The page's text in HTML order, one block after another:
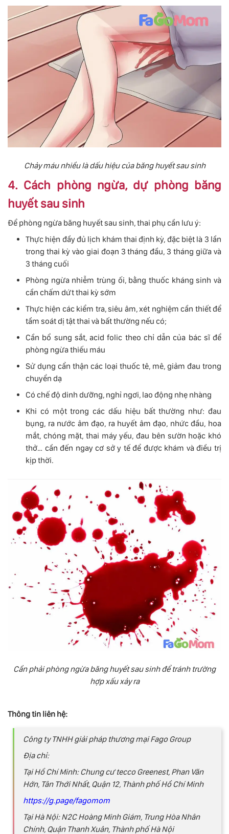
Chảy máu nhiều là dấu hiệu của băng huyết sau sinh
4. Cách phòng ngừa, dự phòng băng
huyết sau sinh
Để phòng ngừa băng huyết sau sinh, thai phụ cần lưu ý:
Thực hiện đầy đủ lịch khám thai định kỳ, đặc biệt là 3 lần
trong thai kỳ vào giai đoạn 3 tháng đầu, 3 tháng giữa và
3 tháng cuối
Phòng ngừa nhiễm trùng ối, bằng thuốc kháng sinh và
cần chấm dứt thai kỳ sớm
Thực hiện các kiểm tra, siêu âm, xét nghiệm cần thiết để
tầm soát dị tật thai và bất thường nếu có;
Cần bổ sung sắt, acid folic theo chỉ dẫn của bác sĩ để
phòng ngừa thiếu máu
Sử dụng cẩn thận các loại thuốc tê, mê, giảm đau trong
chuyển dạ
Có chế độ dinh dưỡng, nghỉ ngơi, lao động nhẹ nhàng
Khi có một trong các dấu hiệu bất thường như: đau
bụng, ra nước âm đạo, ra huyết âm đạo, nhức đầu, hoa
mắt, chóng mặt, thai máy yếu, đau bên sườn hoặc khó
thở… cần đến ngay cơ sở y tế để được khám và điều trị
kịp thời.
Cần phải phòng ngừa băng huyết sau sinh để tránh trường
hợp xấu xảy ra
Thông tin liên hệ:
Công ty TNHH giải pháp thương mại Fago Group
Địa chỉ:
Tại Hồ Chí Minh: Chung cư tecco Greenest, Phan Văn
Hớn, Tân Thới Nhất, Quận 12, Thành phố Hồ Chí Minh
https://g.page/fagomom
Tại Hà Nội: N2C Hoàng Minh Giám, Trung Hòa Nhân
Chính, Quận Thanh Xuân, Thành phố Hà Nội